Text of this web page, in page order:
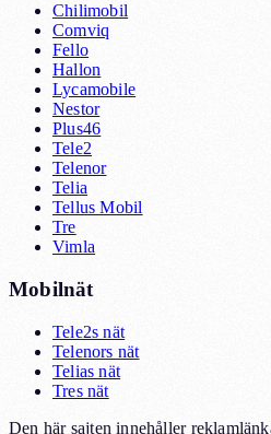
Chilimobil
Comviq
Fello
Hallon
Lycamobile
Nestor
Plus46
Tele2
Telenor
Telia
Tellus Mobil
Tre
Vimla
Mobilnät
Tele2s nät
Telenors nät
Telias nät
Tres nät
Den här sajten innehåller